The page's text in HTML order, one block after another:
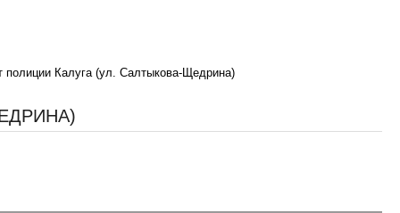
полиции Калуга (ул. Салтыкова-Щедрина)